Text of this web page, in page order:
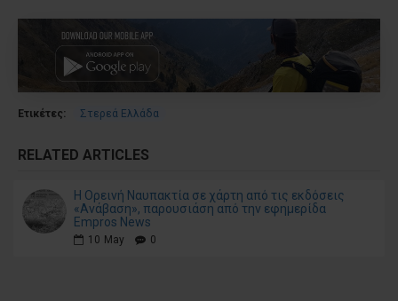
Ετικέτες: Στερεά Ελλάδα
RELATED ARTICLES
Η Ορεινή Ναυπακτία σε χάρτη από τις εκδόσεις
«Ανάβαση», παρουσιάση από την εφημερίδα
Empros News
10 May 0